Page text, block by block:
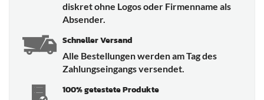
diskret ohne Logos oder Firmenname als
Absender.
Schneller Versand
Alle Bestellungen werden am Tag des
Zahlungseingangs versendet.
100% getestete Produkte